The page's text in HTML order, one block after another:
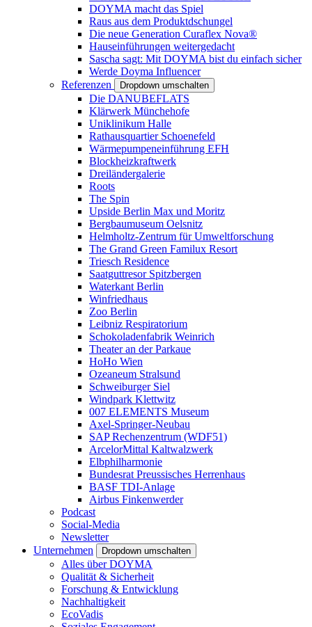
DOYMA macht das Spiel
Raus aus dem Produktdschungel
Die neue Generation Curaflex Nova®
Hauseinführungen weitergedacht
Sascha sagt: Mit DOYMA bist du einfach sicher
Werde Doyma Influencer
Referenzen
Dropdown umschalten
Die DANUBEFLATS
Klärwerk Münchehofe
Uniklinikum Halle
Rathausquartier Schoenefeld
Wärmepumpeneinführung EFH
Blockheizkraftwerk
Dreiländergalerie
Roots
The Spin
Upside Berlin Max und Moritz
Bergbaumuseum Oelsnitz
Helmholtz-Zentrum für Umweltforschung
The Grand Green Familux Resort
Triesch Residence
Saatguttresor Spitzbergen
Waterkant Berlin
Winfriedhaus
Zoo Berlin
Leibniz Respiratorium
Schokoladenfabrik Weinrich
Theater an der Parkaue
HoHo Wien
Ozeaneum Stralsund
Schweiburger Siel
Windpark Klettwitz
007 ELEMENTS Museum
Axel-Springer-Neubau
SAP Rechenzentrum (WDF51)
ArcelorMittal Kaltwalzwerk
Elbphilharmonie
Bundesrat Preussisches Herrenhaus
BASF TDI-Anlage
Airbus Finkenwerder
Podcast
Social-Media
Newsletter
Unternehmen
Dropdown umschalten
Alles über DOYMA
Qualität & Sicherheit
Forschung & Entwicklung
Nachhaltigkeit
EcoVadis